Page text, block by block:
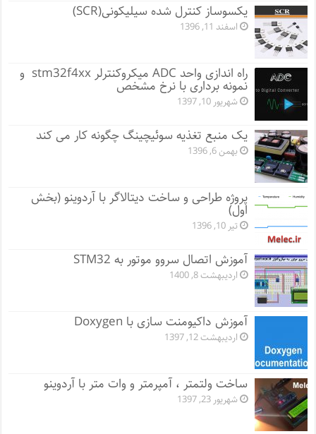
یکسوساز کنترل شده سیلیکونی(SCR)
اسفند 11, 1396
راه اندازی واحد ADC میکروکنترلر stm32f4xx و
نمونه برداری با نرخ مشخص
شهریور 10, 1397
یک منبع تغذیه سوئیچینگ چگونه کار می کند
بهمن 6, 1396
پروژه طراحی و ساخت دیتالاگر با آردوینو (بخش
اول)
تیر 10, 1396
آموزش اتصال سروو موتور به STM32
اردیبهشت 8, 1400
آموزش داکیومنت سازی با Doxygen
اردیبهشت 12, 1397
ساخت ولتمتر ، آمپرمتر و وات متر با آردوینو
شهریور 23, 1397